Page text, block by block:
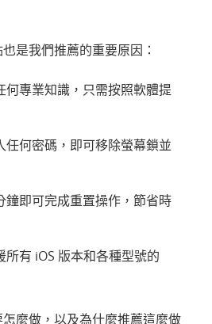
是我們推薦的重要原因：
何專業知識，只需按照軟體提
任何密碼，即可移除螢幕鎖並
鐘即可完成重置操作，節省時
所有 iOS 版本和各種型號的
麼做，以及為什麼推薦這麼做